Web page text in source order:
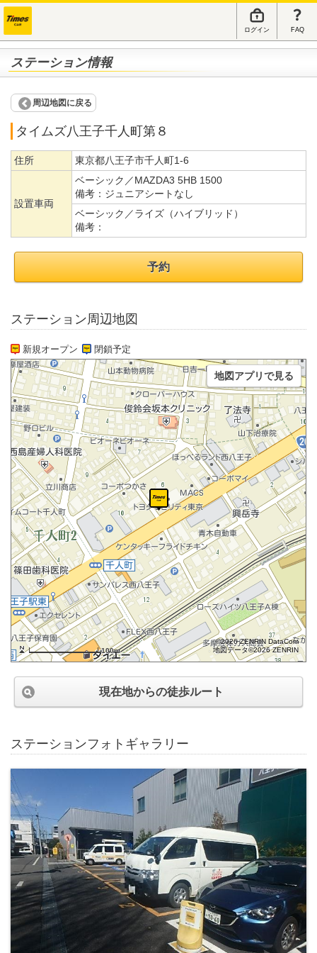
ログイン FAQ
ステーション情報
周辺地図に戻る
タイムズ八王子千人町第８
住所 東京都八王子市千人町1-6
設置車両
ベーシック／MAZDA3 5HB 1500
備考： ジュニアシートなし
ベーシック／ライズ（ハイブリッド）
備考：
予約
ステーション周辺地図
新規オープン 閉鎖予定
100m
©2026 ZENRIN DataCom
地図データ©2026 ZENRIN
地図アプリで見る
現在地からの徒歩ルート
ステーションフォトギャラリー